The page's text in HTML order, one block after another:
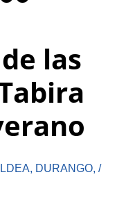
las
, DURANGO, /